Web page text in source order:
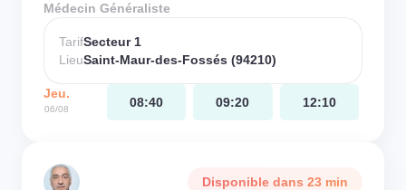
Médecin Généraliste
TarifSecteur 1
LieuSaint-Maur-des-Fossés (94210)
Jeu.
06/08 08:40 09:20 12:10
Disponible dans 23 min